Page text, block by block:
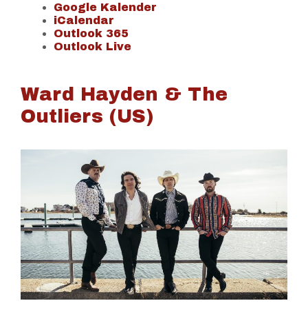
Google Kalender
iCalendar
Outlook 365
Outlook Live
Ward Hayden & The
Outliers (US)